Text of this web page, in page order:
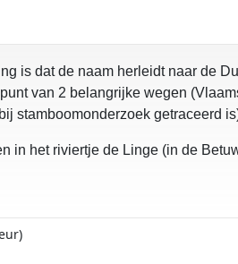
is dat de naam herleidt naar de
van 2 belangrijke wegen
stamboomonderzoek getraceerd
in het riviertje de Linge (in de